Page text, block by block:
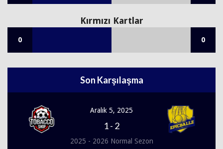
Kırmızı Kartlar
0 0
Son Karşılaşma
Aralık 5, 2025
1- 2
2025 - 2026 Normal Sezon